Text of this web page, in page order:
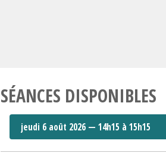
SÉANCES DISPONIBLES